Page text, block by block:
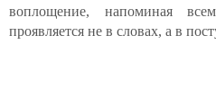
воплощение, напоминая
проявляется не в словах, а в